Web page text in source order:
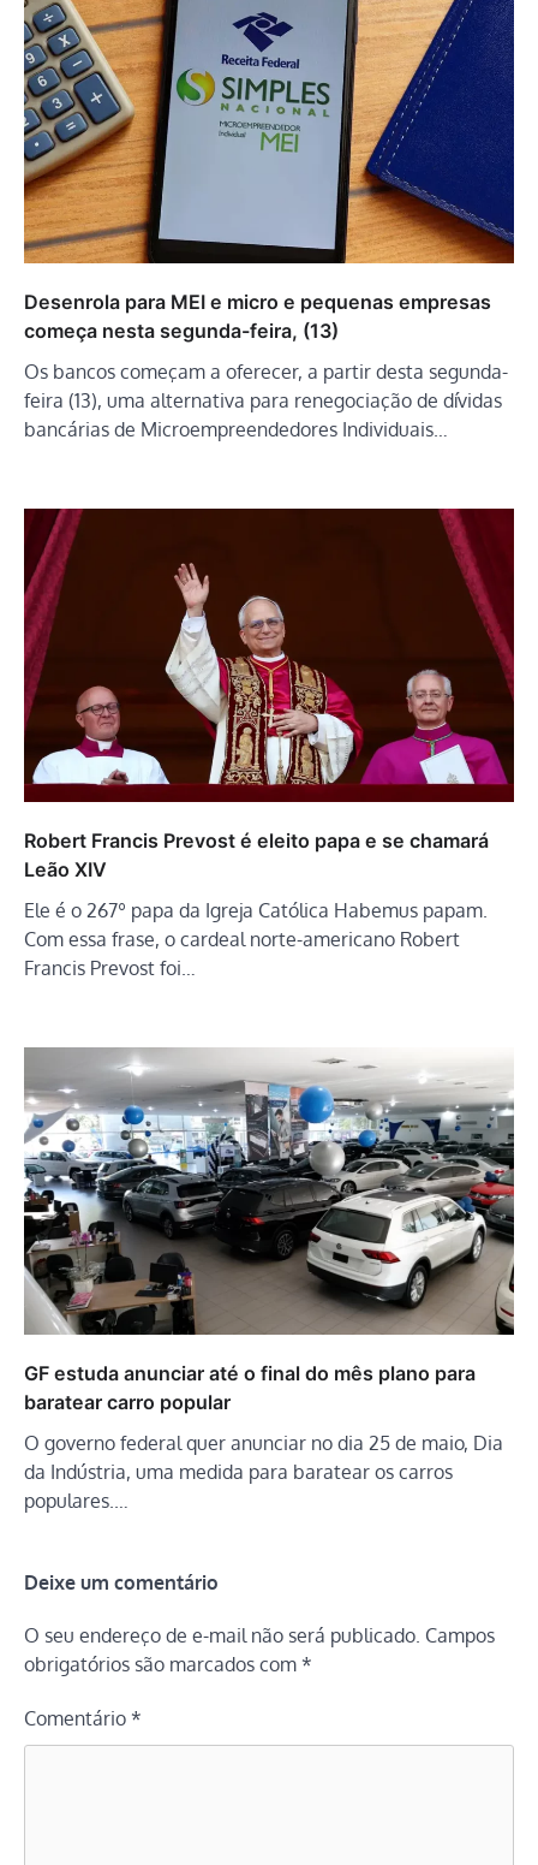
Desenrola para MEI e micro e pequenas empresas
começa nesta segunda-feira, (13)
Os bancos começam a oferecer, a partir desta segunda-
feira (13), uma alternativa para renegociação de dívidas
bancárias de Microempreendedores Individuais…
Robert Francis Prevost é eleito papa e se chamará
Leão XIV
Ele é o 267º papa da Igreja Católica Habemus papam.
Com essa frase, o cardeal norte-americano Robert
Francis Prevost foi…
GF estuda anunciar até o final do mês plano para
baratear carro popular
O governo federal quer anunciar no dia 25 de maio, Dia
da Indústria, uma medida para baratear os carros
populares.…
Deixe um comentário
O seu endereço de e-mail não será publicado. Campos
obrigatórios são marcados com *
Comentário *